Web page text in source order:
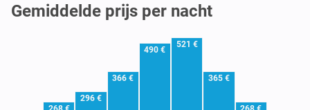
Gemiddelde prijs per nacht
296 €
366 €
490 €
521 €
365 €